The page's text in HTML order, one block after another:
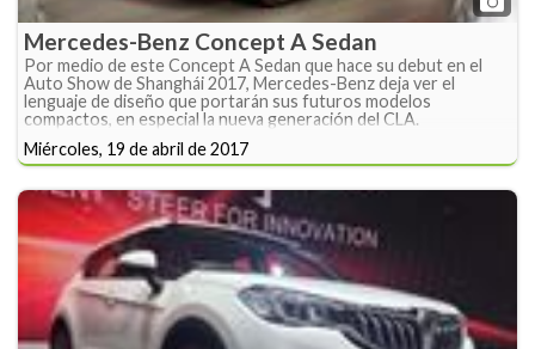
Mercedes-Benz Concept A Sedan
Por medio de este Concept A Sedan que hace su debut en el
Auto Show de Shanghái 2017, Mercedes-Benz deja ver el
lenguaje de diseño que portarán sus futuros modelos
compactos, en especial la nueva generación del CLA.
Miércoles, 19 de abril de 2017